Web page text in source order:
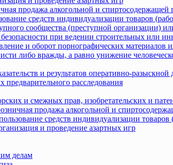
продажа алкогольной и
средств индивидуализации товаров
сообщества (преступной организации)
при ведении строительных или
и оборот порнографических материалов
либо вражды, а равно унижение
и результатов оперативно-разыскной
расследования
и смежных прав, изобретательских и
продажа алкогольной и
средств индивидуализации товаров
и проведение азартных игр
делам